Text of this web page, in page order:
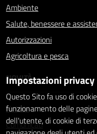
Ambiente
Salute, benessere e
Autorizzazioni
Agricoltura e pesca
NOVITÀ
Notizie
Comunicati
Impostazioni privacy
Questo Sito fa uso di
funzionamento delle
dell'utente, di cookie di